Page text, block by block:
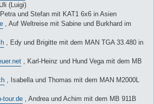
(Luigi)
und Stefan mit KAT1 6x6 in Asien
, Auf Weltreise mit Sabine und Burkhard im
, Edy und Brigitte mit dem MAN TGA 33.480 in
, Karl-Heinz und Hund Vega mit dem MB
, Isabella und Thomas mit dem MAN M2000L
tour.de , Andrea und Achim mit dem MB 911B